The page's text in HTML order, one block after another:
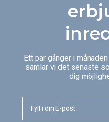
Ett par gånger i
samlar vi det senaste
dig